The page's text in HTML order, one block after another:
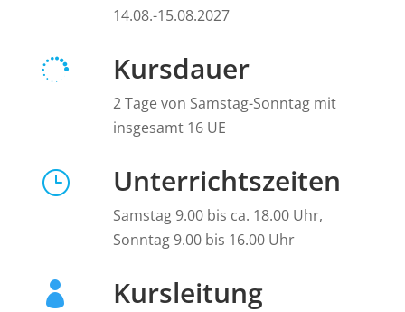
14.08.-15.08.2027
 Kursdauer
2 Tage von Samstag-Sonntag mit
insgesamt 16 UE
} Unterrichtszeiten
Samstag 9.00 bis ca. 18.00 Uhr,
Sonntag 9.00 bis 16.00 Uhr
 Kursleitung